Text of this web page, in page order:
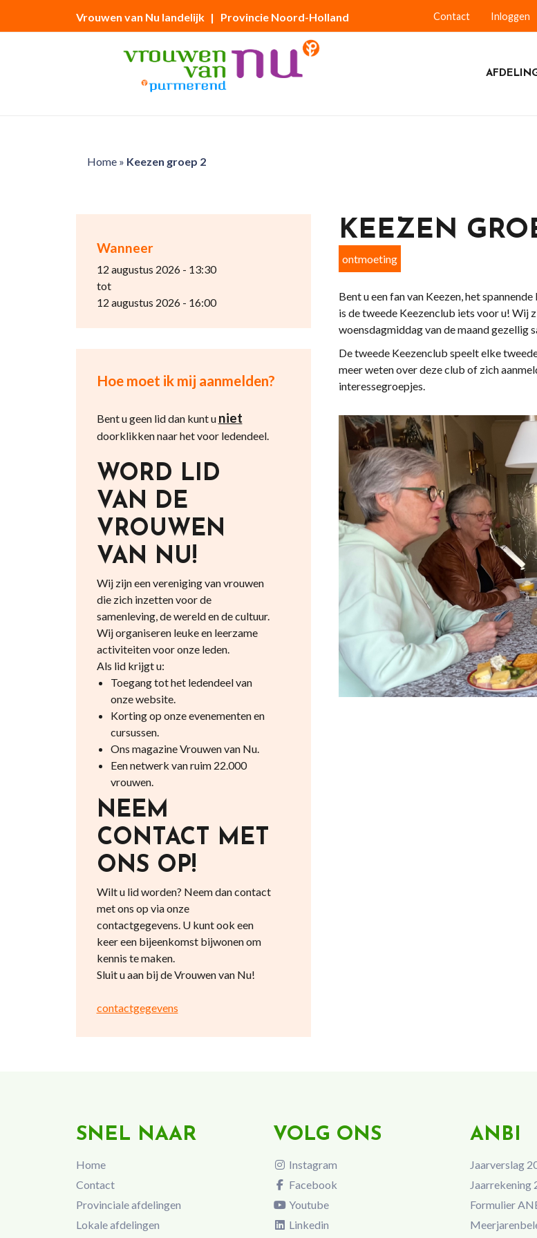
Vrouwen van Nu landelijk | Provincie Noord-Holland Contact Inloggen
Home» Keezen groep 2
Wanneer
12 augustus 2026 - 13:30
tot
12 augustus 2026 - 16:00
Hoe moet ik mij aanmelden?
Bent u geen lid dan kunt u niet
doorklikken naar het voor ledendeel.
WORD LID
VAN DE
VROUWEN
VAN NU!
Wij zijn een vereniging van vrouwen
die zich inzetten voor de
samenleving, de wereld en de cultuur.
Wij organiseren leuke en leerzame
activiteiten voor onze leden.
Als lid krijgt u:
Toegang tot het ledendeel van
onze website.
Korting op onze evenementen en
cursussen.
Ons magazine Vrouwen van Nu.
Een netwerk van ruim 22.000
vrouwen.
NEEM
CONTACT MET
ONS OP!
Wilt u lid worden? Neem dan contact
met ons op via onze
contactgegevens. U kunt ook een
keer een bijeenkomst bijwonen om
kennis te maken.
Sluit u aan bij de Vrouwen van Nu!
contactgegevens
KEEZEN
ontmoeting
Bent u een fan van Keezen, het
is de tweede Keezenclub iets voor u! Wij
woensdagmiddag van de maand gezellig
De tweede Keezenclub speelt elke
meer weten over deze club of zich
interessegroepjes.
SNEL NAAR
Home
Contact
Provinciale afdelingen
Lokale afdelingen
VOLG ONS
Instagram
Facebook
Youtube
Linkedin
ANBI
Jaarverslag
Jaarrekening
Formulier